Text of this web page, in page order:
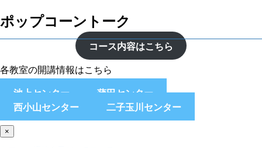
ポップコーントーク
コース内容はこちら
各教室の開講情報はこちら
池上センター
蒲田センター
西小山センター
二子玉川センター
×